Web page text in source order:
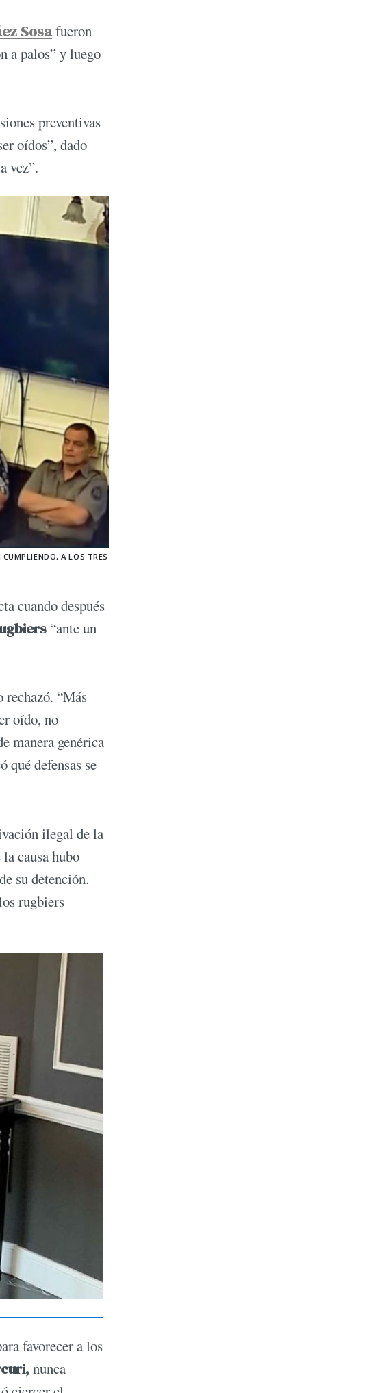
Sosafueron
a palos” y luego
preventivas
oídos”, dado
vez”.
A LOS TRES
cuando después
“ante un
rechazó. “Más
oído, no
manera genérica
defensas se
ilegal de la
causa hubo
su detención.
rugbiers
favorecer a los
nunca